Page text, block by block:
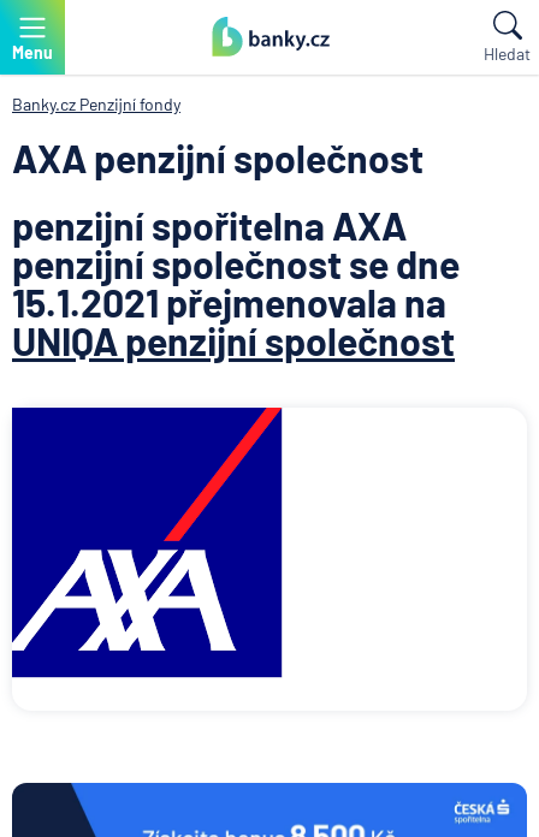
Menu Hledat
Banky.cz Penzijní fondy
AXA penzijní společnost
penzijní spořitelna AXA
penzijní společnost se dne
15.1.2021 přejmenovala na
UNIQA penzijní společnost